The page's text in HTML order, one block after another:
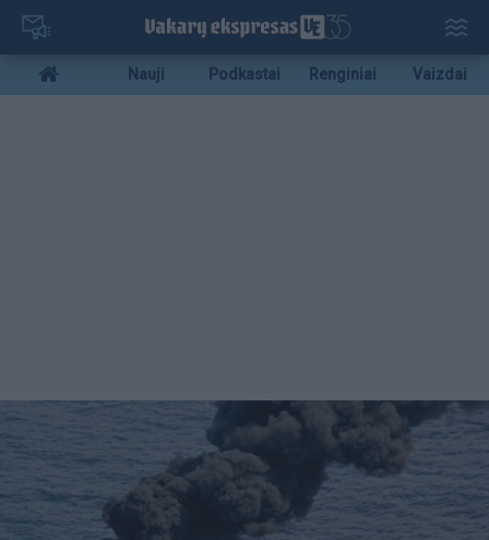
Pereiti
pagrindinį
turinį
Mobile
menu
Nauji Podkastai Renginiai Vaizdai